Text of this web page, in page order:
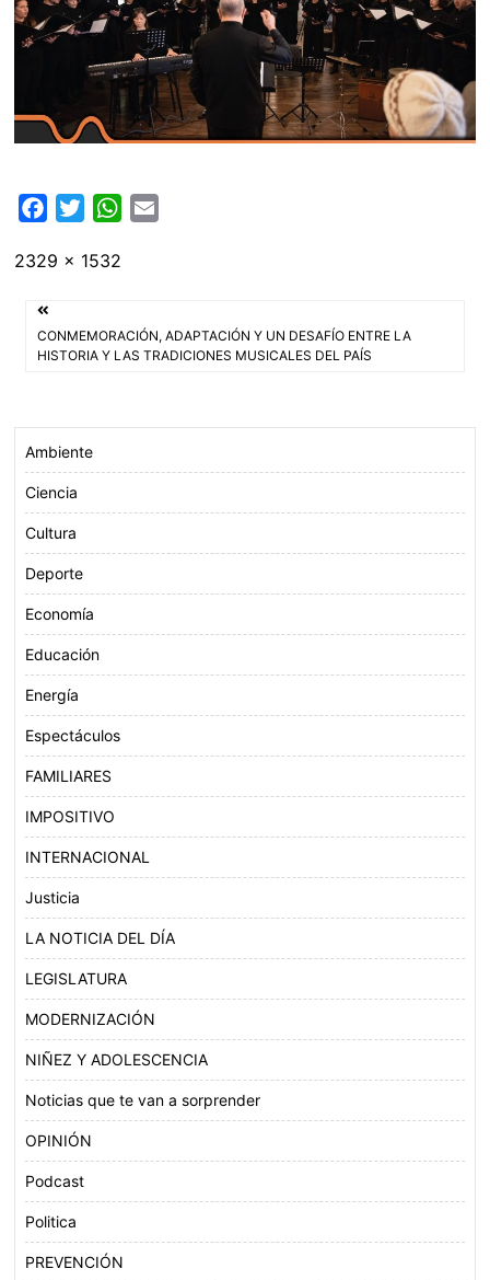
c
b
o
i
e
W
A
Tamaño
2329 × 1532
Navegación
de
CONMEMORACIÓN, ADAPTACIÓN Y UN DESAFÍO ENTRE LA
HISTORIA Y LAS TRADICIONES MUSICALES DEL PAÍS
Ambiente
Ciencia
Cultura
Deporte
Economía
Educación
Energía
Espectáculos
FAMILIARES
IMPOSITIVO
INTERNACIONAL
Justicia
LA NOTICIA DEL DÍA
LEGISLATURA
MODERNIZACIÓN
NIÑEZ Y ADOLESCENCIA
Noticias que te van a sorprender
OPINIÓN
Podcast
Politica
PREVENCIÓN